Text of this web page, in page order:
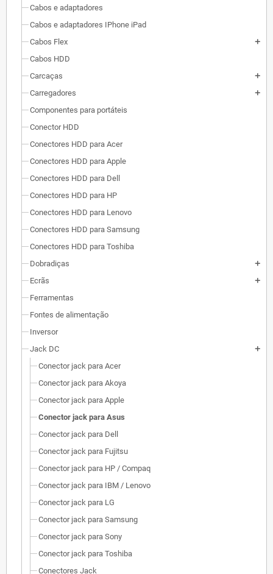
Cabos e adaptadores
Cabos e adaptadores IPhone iPad
Cabos Flex
add
Cabos HDD
Carcaças
add
Carregadores add
Componentes para portáteis
Conector HDD
Conectores HDD para Acer
Conectores HDD para Apple
Conectores HDD para Dell
Conectores HDD para HP
Conectores HDD para Lenovo
Conectores HDD para Samsung
Conectores HDD para Toshiba
Dobradiças
add
Ecrãs add
Ferramentas
Fontes de alimentação
Inversor
Jack DC
add
Conector jack para Acer
Conector jack para Akoya
Conector jack para Apple
Conector jack para Asus
Conector jack para Dell
Conector jack para Fujitsu
Conector jack para HP / Compaq
Conector jack para IBM / Lenovo
Conector jack para LG
Conector jack para Samsung
Conector jack para Sony
Conector jack para Toshiba
Conectores Jack